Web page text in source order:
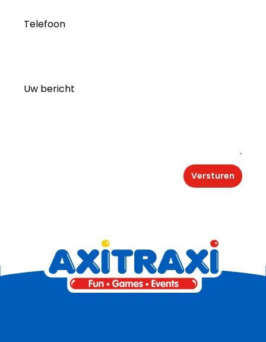
Telefoon
Uw bericht
Versturen